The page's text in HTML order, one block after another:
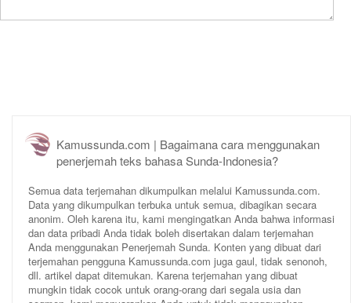
Kamussunda.com | Bagaimana cara menggunakan
penerjemah teks bahasa Sunda-Indonesia?
Semua data terjemahan dikumpulkan melalui Kamussunda.com.
Data yang dikumpulkan terbuka untuk semua, dibagikan secara
anonim. Oleh karena itu, kami mengingatkan Anda bahwa informasi
dan data pribadi Anda tidak boleh disertakan dalam terjemahan
Anda menggunakan Penerjemah Sunda. Konten yang dibuat dari
terjemahan pengguna Kamussunda.com juga gaul, tidak senonoh,
dll. artikel dapat ditemukan. Karena terjemahan yang dibuat
mungkin tidak cocok untuk orang-orang dari segala usia dan